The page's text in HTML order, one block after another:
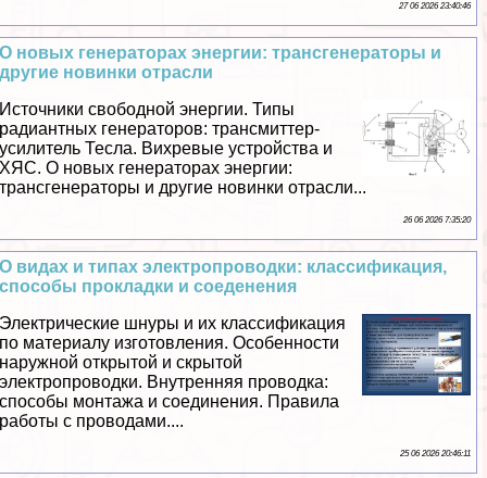
27 06 2026 23:40:46
О новых генераторах энергии: трaнcгенераторы и
другие новинки отрасли
Источники свободной энергии. Типы
радиантных генераторов: трaнcмиттер-
усилитель Тесла. Вихревые устройства и
ХЯС. О новых генераторах энергии:
трaнcгенераторы и другие новинки отрасли...
26 06 2026 7:35:20
О видах и типах электропроводки: классификация,
способы прокладки и соеденения
Электрические шнуры и их классификация
по материалу изготовления. Особенности
наружной открытой и скрытой
электропроводки. Внутренняя проводка:
способы монтажа и соединения. Правила
работы с проводами....
25 06 2026 20:46:11